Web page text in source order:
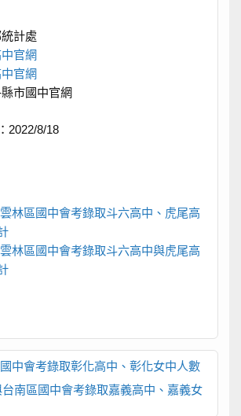
計處
官網
官網
市國中官網
2022/8/18
林區國中會考錄取斗六高中、虎尾高
林區國中會考錄取斗六高中與虎尾高
中會考錄取彰化高中、彰化女中人數
南區國中會考錄取嘉義高中、嘉義女